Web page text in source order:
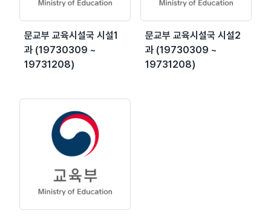
문교부 교육시설국 시설1
과 (19730309 ~
19731208)
문교부 교육시설국 시설2
과 (19730309 ~
19731208)